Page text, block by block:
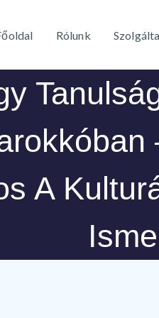
Rólunk
A